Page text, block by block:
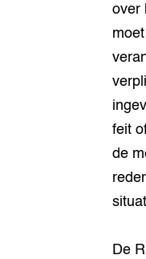
over
feit
de
De